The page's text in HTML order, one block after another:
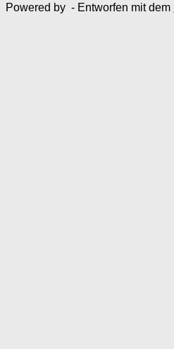
Powered by - Entworfen mit dem